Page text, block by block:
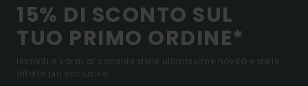
15% DI SCONTO SUL
TUO PRIMO ORDINE*
Iscriviti e sarai al corrente delle ultimissime novità e delle
offerte più esclusive.